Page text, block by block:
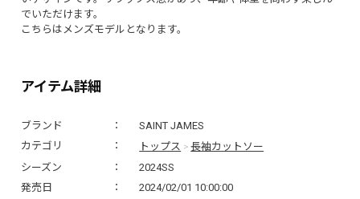
アイテム詳細
ブランド
SAINT JAMES
カテゴリ
トップス >長袖カットソー
シーズン
2024SS
発売日
2024/02/01 10:00:00
でいただけます。
こちらはメンズモデルとなります。